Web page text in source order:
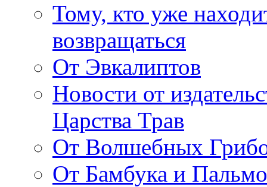
Тому, кто уже
возвращаться
От Эвкалиптов
Новости от
Царства Трав
От Волшебных
От Бамбука и